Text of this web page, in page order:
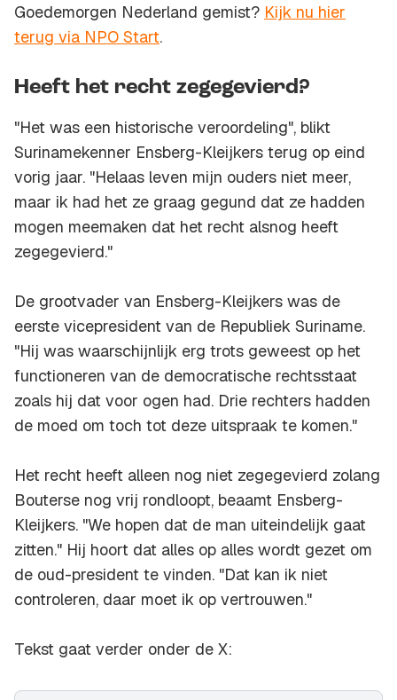
Goedemorgen Nederland gemist? Kijk nu hier
terug via NPO Start.
Heeft het recht zegegevierd?
"Het was een historische veroordeling", blikt
Surinamekenner Ensberg-Kleijkers terug op eind
vorig jaar. "Helaas leven mijn ouders niet meer,
maar ik had het ze graag gegund dat ze hadden
mogen meemaken dat het recht alsnog heeft
zegegevierd."
De grootvader van Ensberg-Kleijkers was de
eerste vicepresident van de Republiek Suriname.
"Hij was waarschijnlijk erg trots geweest op het
functioneren van de democratische rechtsstaat
zoals hij dat voor ogen had. Drie rechters hadden
de moed om toch tot deze uitspraak te komen."
Het recht heeft alleen nog niet zegegevierd zolang
Bouterse nog vrij rondloopt, beaamt Ensberg-
Kleijkers. "We hopen dat de man uiteindelijk gaat
zitten." Hij hoort dat alles op alles wordt gezet om
de oud-president te vinden. "Dat kan ik niet
controleren, daar moet ik op vertrouwen."
Tekst gaat verder onder de X: